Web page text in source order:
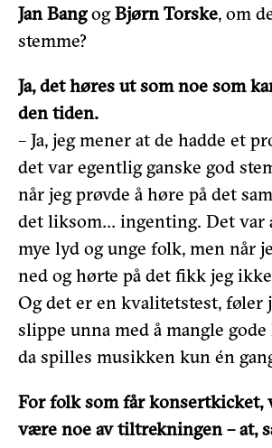
Jan BangogBjørn Torske, om
stemme?
Ja, det høres ut som noe som
den tiden.
– Ja, jeg mener at de hadde et
det var egentlig ganske god
når jeg prøvde å høre på det
det liksom… ingenting. Det var
mye lyd og unge folk, men når
ned og hørte på det fikk jeg
Og det er en kvalitetstest, føler
slippe unna med å mangle
da spilles musikken kun én
For folk som får konsertkicket,
være noe av tiltrekningen – at,